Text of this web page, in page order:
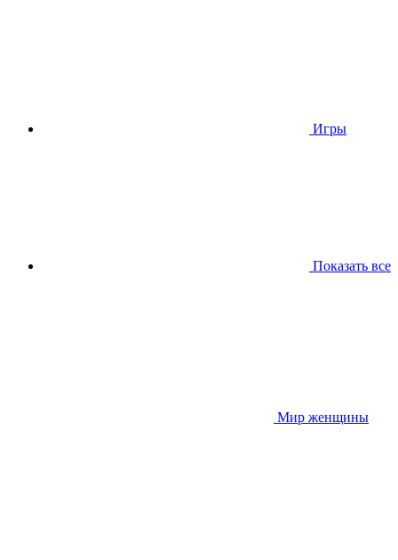
Игры
Показать все
Мир женщины